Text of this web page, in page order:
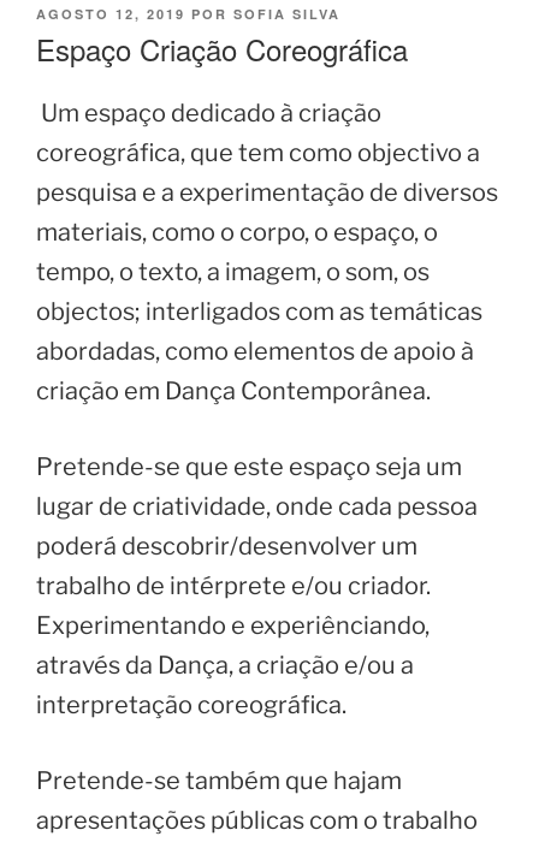
PUBLICADO
AGOSTO 12, 2019 POR SOFIA SILVA
Espaço Criação Coreográfica
Um espaço dedicado à criação
coreográfica, que tem como objectivo a
pesquisa e a experimentação de diversos
materiais, como o corpo, o espaço, o
tempo, o texto, a imagem, o som, os
objectos; interligados com as temáticas
abordadas, como elementos de apoio à
criação em Dança Contemporânea.
Pretende-se que este espaço seja um
lugar de criatividade, onde cada pessoa
poderá descobrir/desenvolver um
trabalho de intérprete e/ou criador.
Experimentando e experiênciando,
através da Dança, a criação e/ou a
interpretação coreográfica.
Pretende-se também que hajam
apresentações públicas com o trabalho